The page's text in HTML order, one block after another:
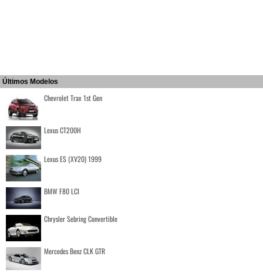
Últimos Modelos
Chevrolet Trax 1st Gen
Lexus CT200H
Lexus ES (XV20) 1999
BMW F80 LCI
Chrysler Sebring Convertible
Mercedes Benz CLK GTR